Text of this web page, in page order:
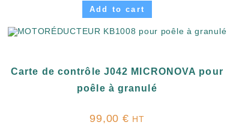
Add to cart
Carte de contrôle J042 MICRONOVA pour
poêle à granulé
99,00 € HT